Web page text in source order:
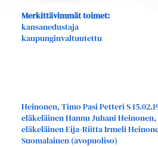
Merkittävimmät toimet:
kansanedustaja
kaupunginvaltuutettu
Heinonen, Timo Pasi Petteri S
eläkeläinen Hannu Juhani
eläkeläinen Eija-Riitta Irmeli
Suomalainen (avopuoliso)